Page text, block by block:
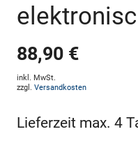
88,90 €
inkl. MwSt.
zzgl. Versandkosten
Lieferzeit max. 4